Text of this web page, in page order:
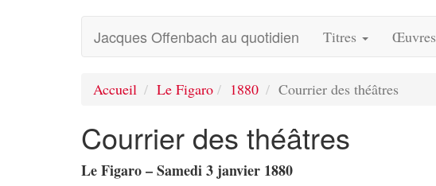
Jacques Offenbach au quotidien Titres Œuvres
Accueil Le Figaro 1880 Courrier des théâtres
Courrier des théâtres
Le Figaro – Samedi 3 janvier 1880